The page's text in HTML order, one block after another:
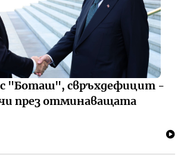
"Боташ", свръхдефицит -
през отминаващата